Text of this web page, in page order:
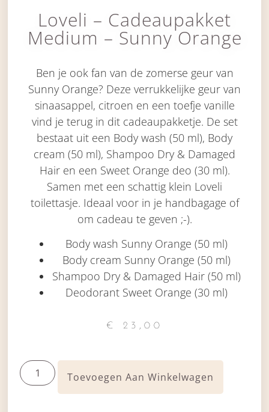
Loveli – Cadeaupakket
Medium – Sunny Orange
Ben je ook fan van de zomerse geur van
Sunny Orange? Deze verrukkelijke geur van
sinaasappel, citroen en een toefje vanille
vind je terug in dit cadeaupakketje. De set
bestaat uit een Body wash (50 ml), Body
cream (50 ml), Shampoo Dry & Damaged
Hair en een Sweet Orange deo (30 ml).
Samen met een schattig klein Loveli
toilettasje. Ideaal voor in je handbagage of
om cadeau te geven ;-).
Body wash Sunny Orange (50 ml)
Body cream Sunny Orange (50 ml)
Shampoo Dry & Damaged Hair (50 ml)
Deodorant Sweet Orange (30 ml)
€ 23,00
Toevoegen Aan Winkelwagen